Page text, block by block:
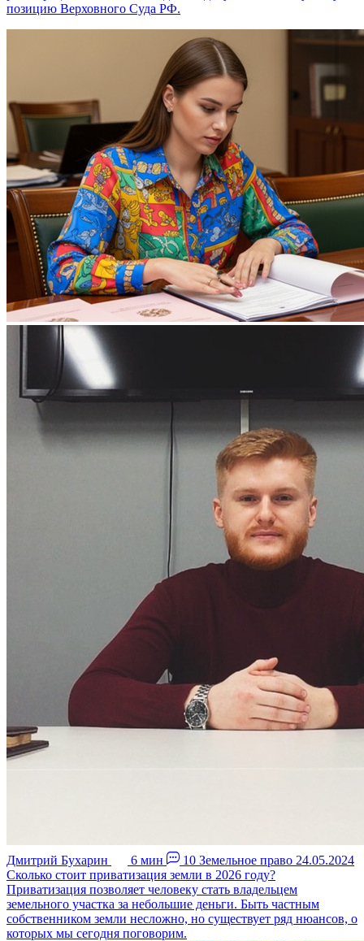
позицию Верховного Суда РФ.
Дмитрий Бухарин 6 мин 10 Земельное право 24.05.2024
Сколько стоит приватизация земли в 2026 году?
Приватизация позволяет человеку стать владельцем
земельного участка за небольшие деньги. Быть частным
собственником земли несложно, но существует ряд нюансов, о
которых мы сегодня поговорим.